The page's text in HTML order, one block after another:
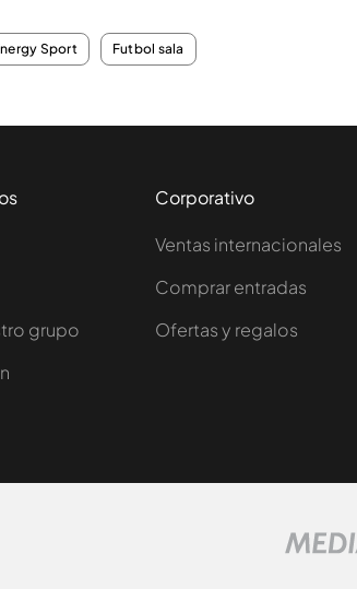
Sport Futbol sala
grupo
Corporativo
Ventas internacionales
Comprar entradas
Ofertas y regalos